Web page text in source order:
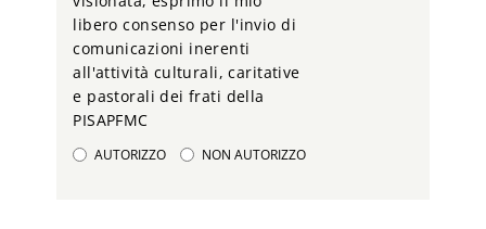
libero consenso per l'invio di
comunicazioni inerenti
all'attività culturali, caritative
e pastorali dei frati della
PISAPFMC
AUTORIZZO NON AUTORIZZO